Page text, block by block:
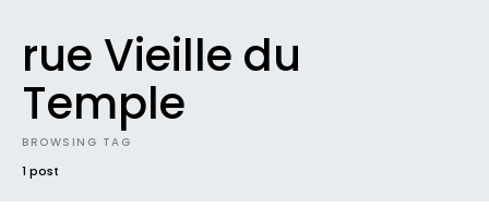
rue Vieille du
Temple
BROWSING TAG
1 post